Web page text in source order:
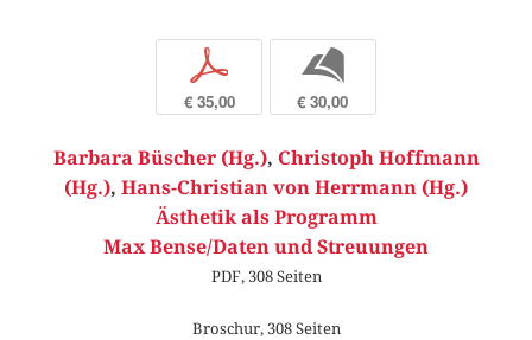
p
€ 35,00
b
€ 30,00
Barbara Büscher (Hg.), Christoph Hoffmann
(Hg.), Hans-Christian von Herrmann (Hg.)
Ästhetik als Programm
Max Bense/Daten und Streuungen
PDF, 308 Seiten
Broschur, 308 Seiten